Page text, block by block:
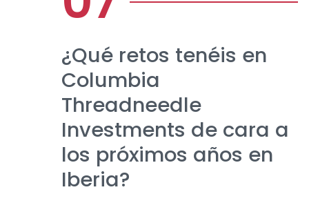
¿Qué retos tenéis en
Columbia
Threadneedle
Investments de cara a
los próximos años en
Iberia?